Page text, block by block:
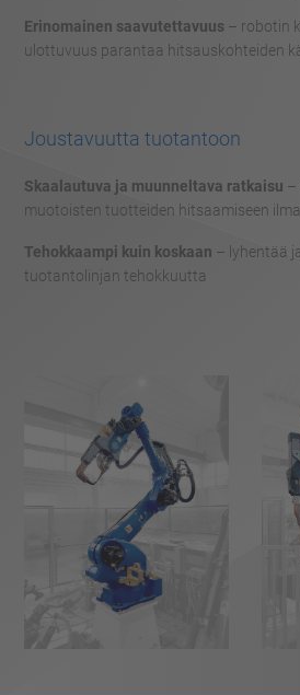
Erinomainen saavutettavuus – robotin
ulottuvuus parantaa hitsauskohteiden
Joustavuutta tuotantoon
Skaalautuva ja muunneltava ratkaisu –
muotoisten tuotteiden hitsaamiseen
Tehokkaampi kuin koskaan – lyhentää
tuotantolinjan tehokkuutta